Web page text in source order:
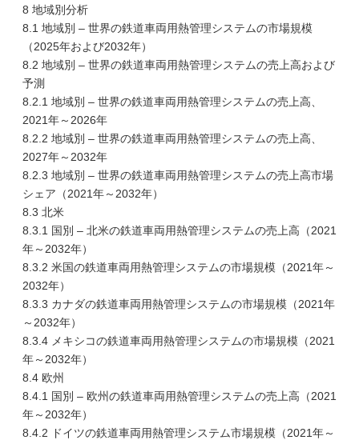
8 地域別分析
8.1 地域別 – 世界の鉄道車両用熱管理システムの市場規模
（2025年および2032年）
8.2 地域別 – 世界の鉄道車両用熱管理システムの売上高および
予測
8.2.1 地域別 – 世界の鉄道車両用熱管理システムの売上高、
2021年～2026年
8.2.2 地域別 – 世界の鉄道車両用熱管理システムの売上高、
2027年～2032年
8.2.3 地域別 – 世界の鉄道車両用熱管理システムの売上高市場
シェア（2021年～2032年）
8.3 北米
8.3.1 国別 – 北米の鉄道車両用熱管理システムの売上高（2021
年～2032年）
8.3.2 米国の鉄道車両用熱管理システムの市場規模（2021年～
2032年）
8.3.3 カナダの鉄道車両用熱管理システムの市場規模（2021年
～2032年）
8.3.4 メキシコの鉄道車両用熱管理システムの市場規模（2021
年～2032年）
8.4 欧州
8.4.1 国別 – 欧州の鉄道車両用熱管理システムの売上高（2021
年～2032年）
8.4.2 ドイツの鉄道車両用熱管理システム市場規模（2021年～